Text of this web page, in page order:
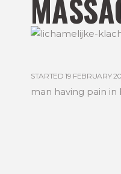
STARTED19 FEBRUARY
man having pain in